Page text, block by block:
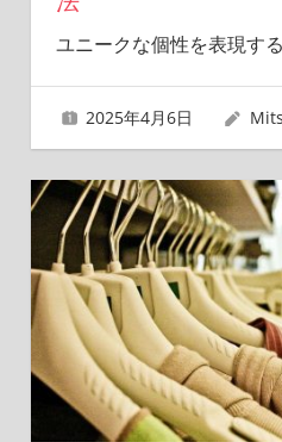
ユニークな個性を表現す
2025年4月6日